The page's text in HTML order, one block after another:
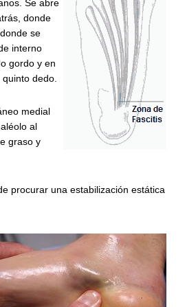
Se abre
donde
se
interno
gordo y en
dedo.
medial
al
graso y
procurar una estabilización estática